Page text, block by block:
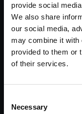
provide social
We also share
our social media,
may combine it with
provided to them or
of their services.
Selection
Necessary